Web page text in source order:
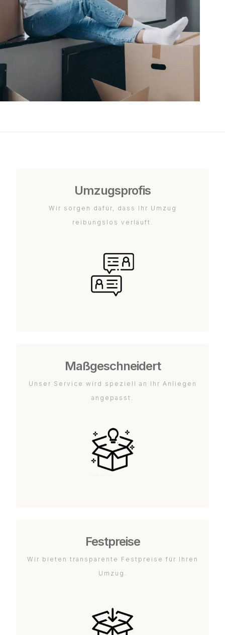
Umzugsprofis
Wir sorgen dafür, dass Ihr Umzug
reibungslos verläuft.
Maßgeschneidert
Unser Service wird speziell an Ihr Anliegen
angepasst.
Festpreise
Wir bieten transparente Festpreise für Ihren
Umzug.